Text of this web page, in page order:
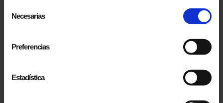
Necesarias
Preferencias
Estadística